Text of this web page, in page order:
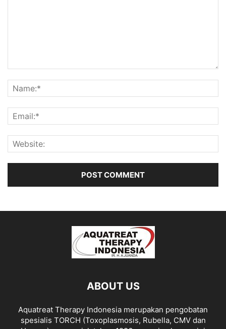
ABOUT US
Aquatreat Therapy Indonesia merupakan pengobatan
spesialis TORCH (Toxoplasmosis, Rubella, CMV dan